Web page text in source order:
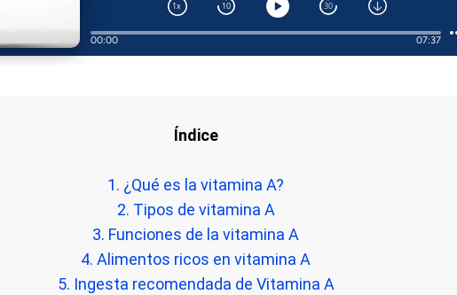
Índice
1. ¿Qué es la vitamina A?
2. Tipos de vitamina A
3. Funciones de la vitamina A
4. Alimentos ricos en vitamina A
5. Ingesta recomendada de Vitamina A